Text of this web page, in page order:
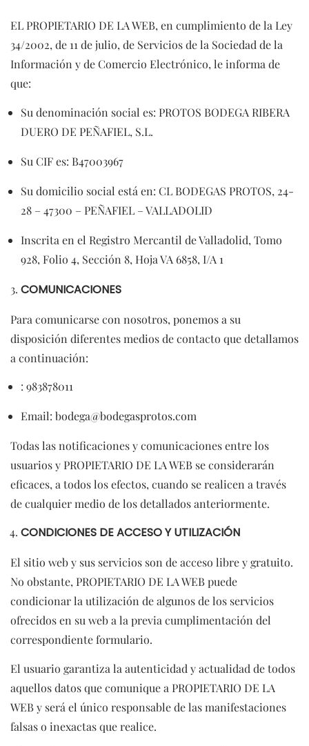
EL PROPIETARIO DE LA WEB, en cumplimiento de la Ley
34/2002, de 11 de julio, de Servicios de la Sociedad de la
Información y de Comercio Electrónico, le informa de
que:
Su denominación social es: PROTOS BODEGA RIBERA
DUERO DE PEÑAFIEL, S.L.
Su CIF es: B47003967
Su domicilio social está en: CL BODEGAS PROTOS, 24-
28 – 47300 – PEÑAFIEL – VALLADOLID
Inscrita en el Registro Mercantil de Valladolid, Tomo
928, Folio 4, Sección 8, Hoja VA 6858, I/A 1
COMUNICACIONES
Para comunicarse con nosotros, ponemos a su
disposición diferentes medios de contacto que detallamos
a continuación:
: 983878011
Email: bodega@bodegasprotos.com
Todas las notificaciones y comunicaciones entre los
usuarios y PROPIETARIO DE LA WEB se considerarán
eficaces, a todos los efectos, cuando se realicen a través
de cualquier medio de los detallados anteriormente.
CONDICIONES DE ACCESO Y UTILIZACIÓN
El sitio web y sus servicios son de acceso libre y gratuito.
No obstante, PROPIETARIO DE LA WEB puede
condicionar la utilización de algunos de los servicios
ofrecidos en su web a la previa cumplimentación del
correspondiente formulario.
El usuario garantiza la autenticidad y actualidad de todos
aquellos datos que comunique a PROPIETARIO DE LA
WEB y será el único responsable de las manifestaciones
falsas o inexactas que realice.